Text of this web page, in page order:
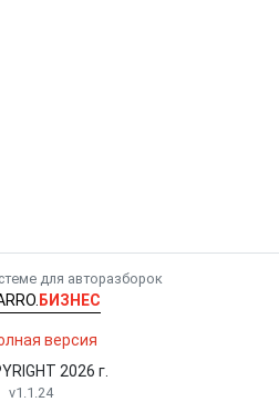
для авторазборок
БИЗНЕС
версия
2026 г.
v1.1.24